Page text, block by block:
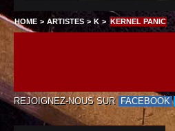
HOME > ARTISTES > K > KERNEL PANIC
REJOIGNEZ-NOUS SUR FACEBOOK